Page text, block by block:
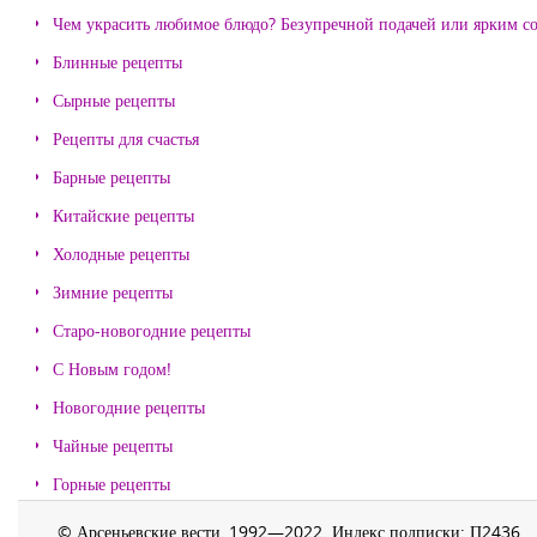
Чем украсить любимое блюдо? Безупречной подачей или ярким
Блинные рецепты
Сырные рецепты
Рецепты для счастья
Барные рецепты
Китайские рецепты
Холодные рецепты
Зимние рецепты
Старо-новогодние рецепты
С Новым годом!
Новогодние рецепты
Чайные рецепты
Горные рецепты
© Арсеньевские вести, 1992—2022. Индекс подписки: П2436